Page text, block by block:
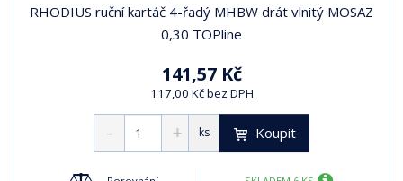
RHODIUS ruční kartáč 4-řadý MHBW drát vlnitý MOSAZ
0,30 TOPline
141,57 Kč
117,00 Kč bez DPH
ks Koupit